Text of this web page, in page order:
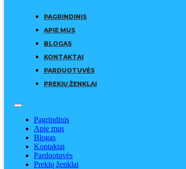
PAGRINDINIS
APIE MUS
BLOGAS
KONTAKTAI
PARDUOTUVĖS
PREKIŲ ŽENKLAI
Pagrindinis
Apie mus
Blogas
Kontaktai
Parduotuvės
Prekių ženklai